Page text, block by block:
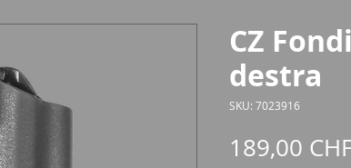
CZ
destra
SKU: 7023916
189,00